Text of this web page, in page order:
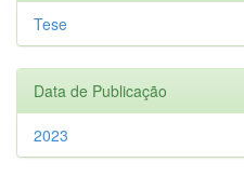
Tese
Data de Publicação
2023